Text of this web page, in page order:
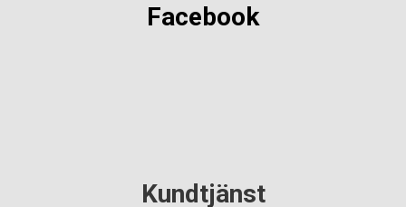
Facebook
Kundtjänst